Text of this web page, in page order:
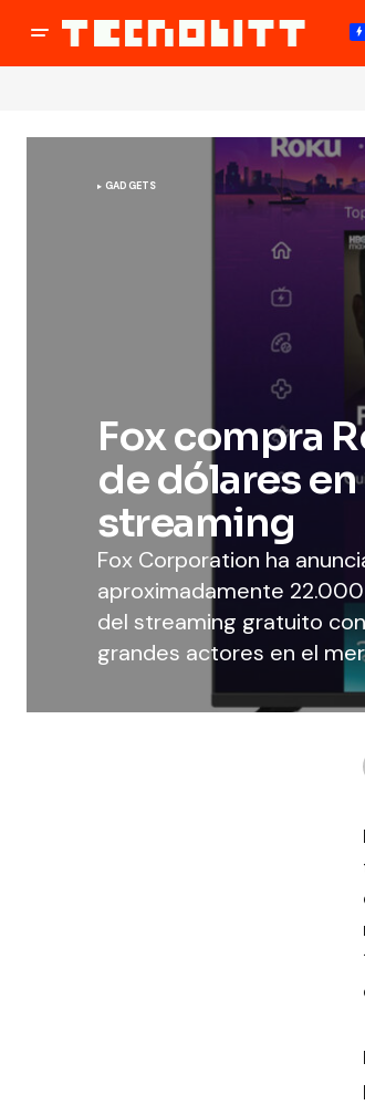
GADGETS
Fox compra
de dólares
streaming
Fox Corporation ha
aproximadamente
del streaming gratuito
grandes actores en el